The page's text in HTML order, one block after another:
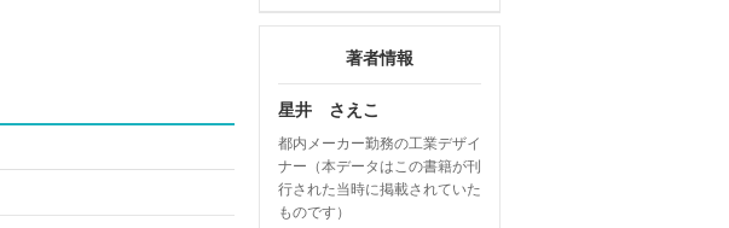
著者情報
星井 さえこ
都内メーカー勤務の工業デザイ
ナー（本データはこの書籍が刊
行された当時に掲載されていた
ものです）